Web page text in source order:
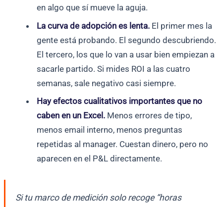
en algo que sí mueve la aguja.
La curva de adopción es lenta. El primer mes la
gente está probando. El segundo descubriendo.
El tercero, los que lo van a usar bien empiezan a
sacarle partido. Si mides ROI a las cuatro
semanas, sale negativo casi siempre.
Hay efectos cualitativos importantes que no
caben en un Excel. Menos errores de tipo,
menos email interno, menos preguntas
repetidas al manager. Cuestan dinero, pero no
aparecen en el P&L directamente.
Si tu marco de medición solo recoge “horas